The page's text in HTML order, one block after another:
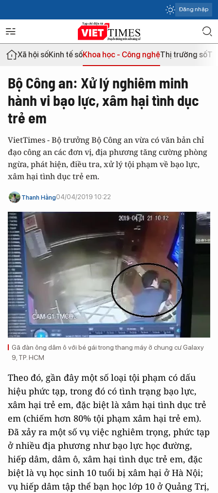
Đăng nhập
Xã hội sốKinh tế sốKhoa học - Công nghệThị trường số
Bộ Công an: Xử lý nghiêm minh
hành vi bạo lực, xâm hại tình dục
trẻ em
VietTimes - Bộ trưởng Bộ Công an vừa có văn bản chỉ
đạo công an các đơn vị, địa phương tăng cường phòng
ngừa, phát hiện, điều tra, xử lý tội phạm về bạo lực,
xâm hại tình dục trẻ em.
Thanh Hằng04/04/2019 10:22
Gã đàn ông dâm ô với bé gái trong thang máy ở chung cư Galaxy
9, TP. HCM
Theo đó, gần đây một số loại tội phạm có dấu
hiệu phức tạp, trong đó có tình trạng bạo lực,
xâm hại trẻ em, đặc biệt là xâm hại tình dục trẻ
em (chiếm hơn 80% tội phạm xâm hại trẻ em).
Đã xảy ra một số vụ việc nghiêm trọng, phức tạp
ở nhiều địa phương như bạo lực học đường,
hiếp dâm, dâm ô, xâm hại tình dục trẻ em, đặc
biệt là vụ học sinh 10 tuổi bị xâm hại ở Hà Nội;
vụ hiếp dâm tập thể bạn học lớp 10 ở Quảng Trị,